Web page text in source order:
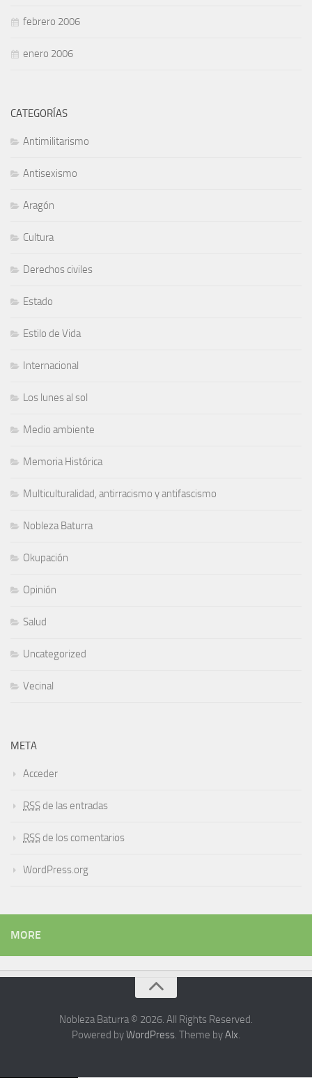
febrero 2006
enero 2006
CATEGORÍAS
Antimilitarismo
Antisexismo
Aragón
Cultura
Derechos civiles
Estado
Estilo de Vida
Internacional
Los lunes al sol
Medio ambiente
Memoria Histórica
Multiculturalidad, antirracismo y antifascismo
Nobleza Baturra
Okupación
Opinión
Salud
Uncategorized
Vecinal
META
Acceder
RSS de las entradas
RSS de los comentarios
WordPress.org
MORE
Nobleza Baturra © 2026. All Rights Reserved.
Powered byWordPress. Theme byAlx.